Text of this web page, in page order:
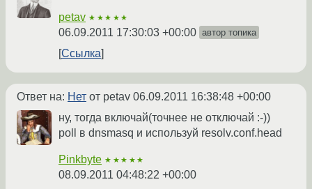
petav ★★★★★
06.09.2011 17:30:03 +00:00 автор топика
Ссылка
Ответ на: Нет от petav 06.09.2011 16:38:48 +00:00
ну, тогда включай(точнее не отключай :-))
poll в dnsmasq и используй resolv.conf.head
Pinkbyte ★★★★★
08.09.2011 04:48:22 +00:00